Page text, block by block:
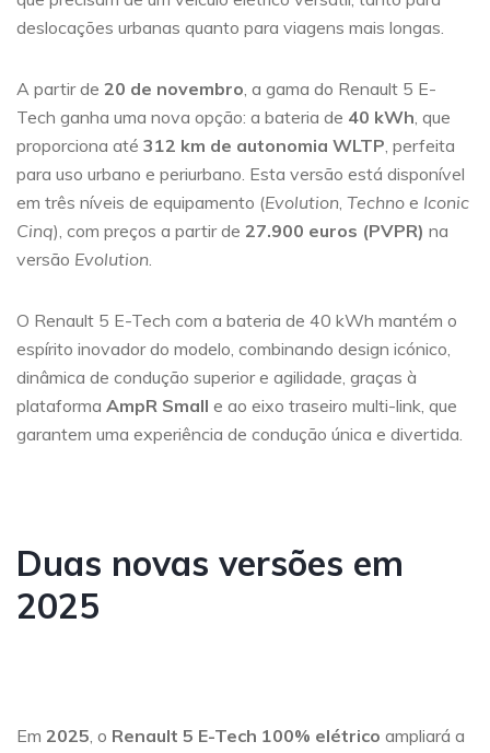
deslocações urbanas quanto para viagens mais longas.
A partir de 20 de novembro , a gama do Renault 5 E-
Tech ganha uma nova opção: a bateria de 40 kWh , que
proporciona até 312 km de autonomia WLTP , perfeita
para uso urbano e periurbano. Esta versão está disponível
em três níveis de equipamento (Evolution Techno e Iconic
Cinq), com preços a partir de 27.900 euros (PVPR) na
versão Evolution
O Renault 5 E-Tech com a bateria de 40 kWh mantém o
espírito inovador do modelo, combinando design icónico,
dinâmica de condução superior e agilidade, graças à
plataforma AmpR Small e ao eixo traseiro multi-link, que
garantem uma experiência de condução única e divertida.
Duas novas versões em
2025
Em 2025 , o Renault 5 E-Tech 100% elétrico ampliará a